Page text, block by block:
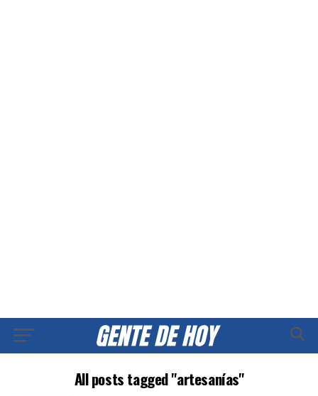
All posts tagged "artesanías"